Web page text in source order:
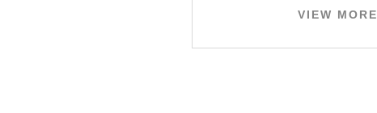
VIEW MORE